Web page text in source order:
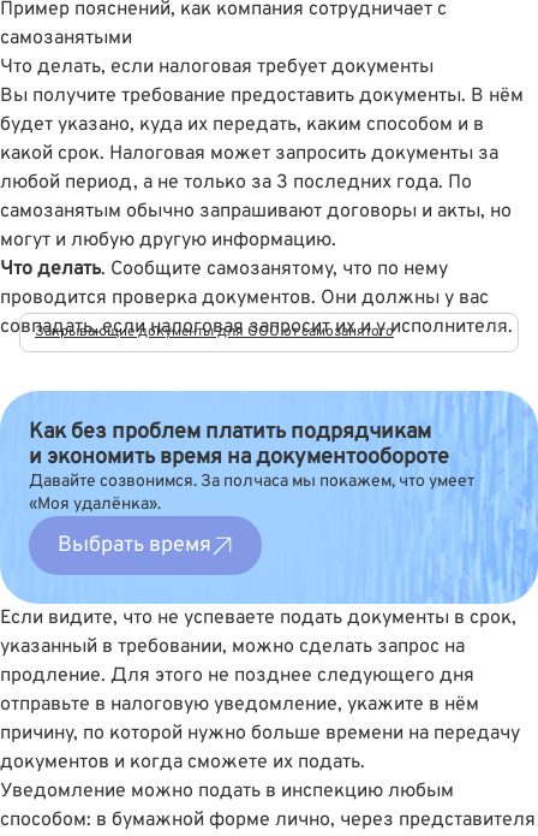
Пример пояснений, как компания сотрудничает с
самозанятыми
Что делать, если налоговая требует документы
Вы получите требование предоставить документы. В нём
будет указано, куда их передать, каким способом и в
какой срок. Налоговая может запросить документы за
любой период, а не только за 3 последних года. По
самозанятым обычно запрашивают договоры и акты, но
могут и любую другую информацию.
Что делать. Сообщите самозанятому, что по нему
проводится проверка документов. Они должны у вас
совпадать, если налоговая запросит их и у исполнителя.
Закрывающие документы для ООО от самозанятого
Как без проблем платить подрядчикам
и экономить время на документообороте
Давайте созвонимся. За полчаса мы покажем, что умеет
«Моя удалёнка».
Выбрать время
Если видите, что не успеваете подать документы в срок,
указанный в требовании, можно сделать запрос на
продление. Для этого не позднее следующего дня
отправьте в налоговую уведомление, укажите в нём
причину, по которой нужно больше времени на передачу
документов и когда сможете их подать.
Уведомление можно подать в инспекцию любым
способом: в бумажной форме лично, через представителя